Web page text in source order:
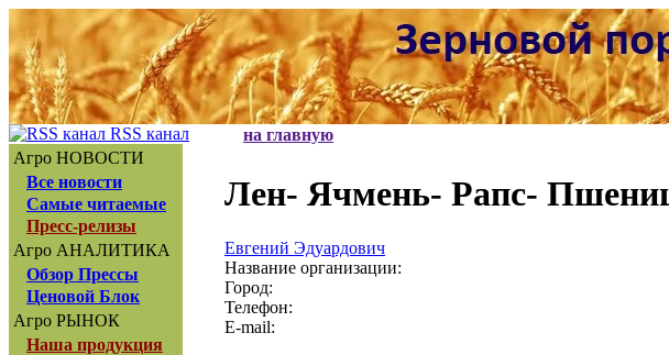
RSS канал
Агро НОВОСТИ
Все новости
Самые читаемые
Пресс-релизы
Агро АНАЛИТИКА
Обзор Прессы
Ценовой Блок
Агро РЫНОК
Наша продукция
на главную
Лен- Ячмень- Рапс-
Евгений Эдуардович
Название организации:
Город:
Телефон:
E-mail: